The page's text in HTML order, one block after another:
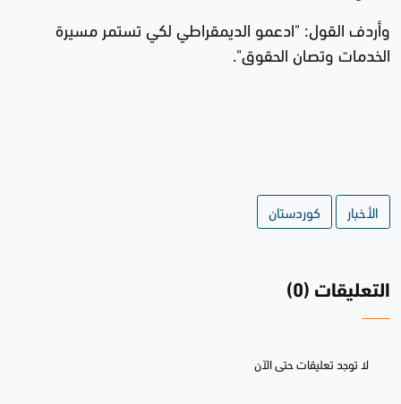
وأردف القول: "ادعمو الديمقراطي لكي تستمر مسيرة
الخدمات وتصان الحقوق".
الأخبار كوردستان
التعليقات (0)
لا توجد تعليقات حتى الآن